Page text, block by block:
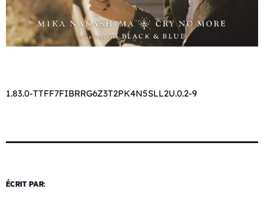
1.83.0-TTFF7FIBRRG6Z3T2PK4N5SLL2U.0.2-9
ÉCRIT PAR: